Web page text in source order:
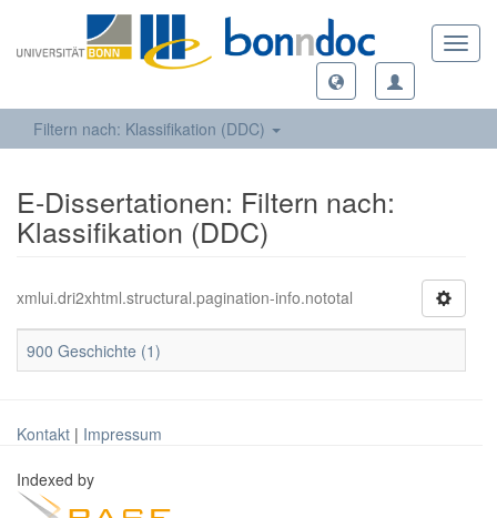
Filtern nach: Klassifikation (DDC)
E-Dissertationen: Filtern nach:
Klassifikation (DDC)
xmlui.dri2xhtml.structural.pagination-info.nototal
900 Geschichte (1)
Kontakt | Impressum
Indexed by